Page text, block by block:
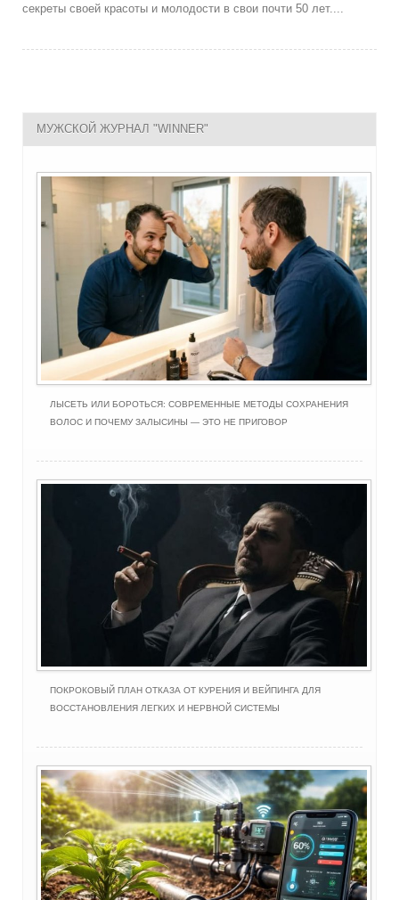
секреты своей красоты и молодости в свои почти 50 лет....
МУЖСКОЙ ЖУРНАЛ "WINNER"
ЛЫСЕТЬ ИЛИ БОРОТЬСЯ: СОВРЕМЕННЫЕ МЕТОДЫ СОХРАНЕНИЯ
ВОЛОС И ПОЧЕМУ ЗАЛЫСИНЫ — ЭТО НЕ ПРИГОВОР
ПОКРОКОВЫЙ ПЛАН ОТКАЗА ОТ КУРЕНИЯ И ВЕЙПИНГА ДЛЯ
ВОССТАНОВЛЕНИЯ ЛЕГКИХ И НЕРВНОЙ СИСТЕМЫ